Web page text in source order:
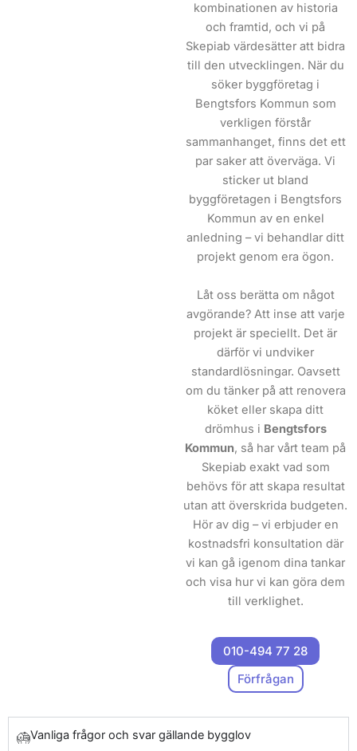
kombinationen av historia
och framtid, och vi på
Skepiab värdesätter att bidra
till den utvecklingen. När du
söker byggföretag i
Bengtsfors Kommun som
verkligen förstår
sammanhanget, finns det ett
par saker att överväga. Vi
sticker ut bland
byggföretagen i Bengtsfors
Kommun av en enkel
anledning – vi behandlar ditt
projekt genom era ögon.
Låt oss berätta om något
avgörande? Att inse att varje
projekt är speciellt. Det är
därför vi undviker
standardlösningar. Oavsett
om du tänker på att renovera
köket eller skapa ditt
drömhus i Bengtsfors
Kommun, så har vårt team på
Skepiab exakt vad som
behövs för att skapa resultat
utan att överskrida budgeten.
Hör av dig – vi erbjuder en
kostnadsfri konsultation där
vi kan gå igenom dina tankar
och visa hur vi kan göra dem
till verklighet.
010-494 77 28
Förfrågan
Vanliga frågor och svar gällande bygglov